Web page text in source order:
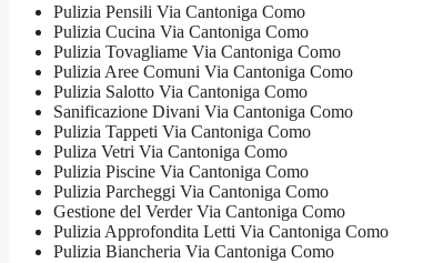
Pulizia Pensili Via Cantoniga Como
Pulizia Cucina Via Cantoniga Como
Pulizia Tovagliame Via Cantoniga Como
Pulizia Aree Comuni Via Cantoniga Como
Pulizia Salotto Via Cantoniga Como
Sanificazione Divani Via Cantoniga Como
Pulizia Tappeti Via Cantoniga Como
Puliza Vetri Via Cantoniga Como
Pulizia Piscine Via Cantoniga Como
Pulizia Parcheggi Via Cantoniga Como
Gestione del Verder Via Cantoniga Como
Pulizia Approfondita Letti Via Cantoniga Como
Pulizia Biancheria Via Cantoniga Como